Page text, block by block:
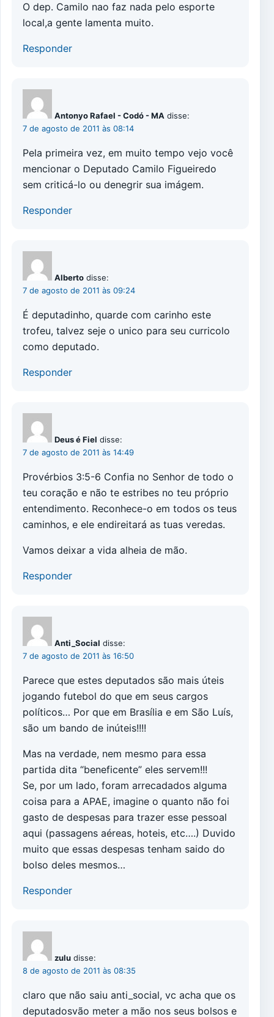
O dep. Camilo nao faz nada pelo esporte
local,a gente lamenta muito.
Responder
Antonyo Rafael - Codó - MA disse:
7 de agosto de 2011 às 08:14
Pela primeira vez, em muito tempo vejo você
mencionar o Deputado Camilo Figueiredo
sem criticá-lo ou denegrir sua imágem.
Responder
Alberto disse:
7 de agosto de 2011 às 09:24
É deputadinho, quarde com carinho este
trofeu, talvez seje o unico para seu curricolo
como deputado.
Responder
Deus é Fiel disse:
7 de agosto de 2011 às 14:49
Provérbios 3:5-6 Confia no Senhor de todo o
teu coração e não te estribes no teu próprio
entendimento. Reconhece-o em todos os teus
caminhos, e ele endireitará as tuas veredas.
Vamos deixar a vida alheia de mão.
Responder
Anti_Social disse:
7 de agosto de 2011 às 16:50
Parece que estes deputados são mais úteis
jogando futebol do que em seus cargos
políticos… Por que em Brasília e em São Luís,
são um bando de inúteis!!!!
Mas na verdade, nem mesmo para essa
partida dita “beneficente” eles servem!!!
Se, por um lado, foram arrecadados alguma
coisa para a APAE, imagine o quanto não foi
gasto de despesas para trazer esse pessoal
aqui (passagens aéreas, hoteis, etc….) Duvido
muito que essas despesas tenham saido do
bolso deles mesmos…
Responder
zulu disse:
8 de agosto de 2011 às 08:35
claro que não saiu anti_social, vc acha que os
deputadosvão meter a mão nos seus bolsos e